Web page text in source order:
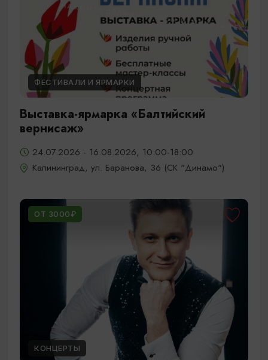
ФЕСТИВАЛИ И ЯРМАРКИ
Выставка-ярмарка «Балтийский
вернисаж»
24.07.2026 - 16.08.2026, 10:00-18:00
Калининград, ул. Баранова, 36 (СК "Динамо")
ОТ 3000₽
КОНЦЕРТЫ